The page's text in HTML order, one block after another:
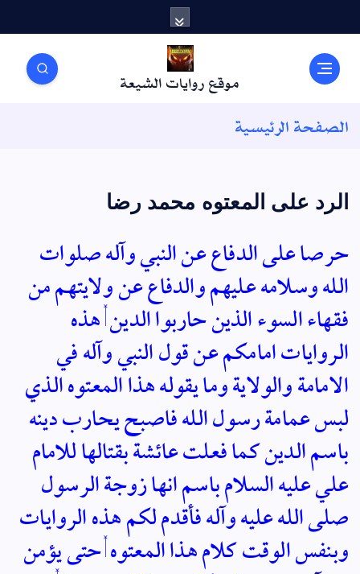
ل
موقع روايات الشيعة
الصفحة الرئيسية
الرد على المعتوه محمد رضا
حرصا على الدفاع عن النبي وآله صلوات
الله وسلامه عليهم والدفاع عن ولايتهم من
فقهاء السوء الذين حاربوا الدين , هذه
الروايات امامكم عن قول النبي وآله في
الامامة والولاية وما يقوله هذا المعتوه الذي
لبس عمامة رسول الله فاصبح يحارب دينه
باسم الدين كما فعلت عائشة بقتالها للامام
علي عليه السلام باسم انها زوجة الرسول
صلى الله عليه وآله فأقدم لكم هذه الروايات
وبنفس الوقت كلام هذا المعتوه , حتى يؤمن